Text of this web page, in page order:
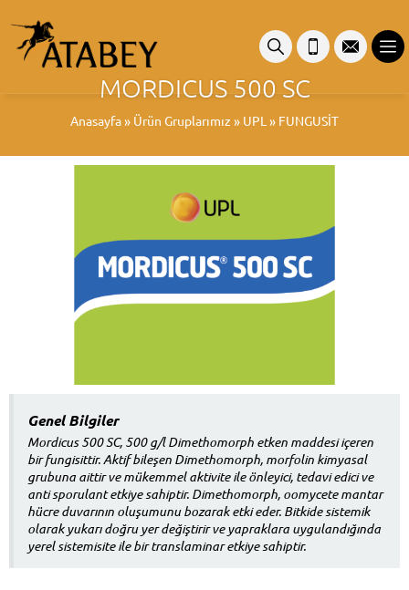
MORDICUS 500 SC
Anasayfa» Ürün Gruplarımız » UPL » FUNGUSİT
Genel Bilgiler
Mordicus 500 SC, 500 g/l Dimethomorph etken maddesi içeren
bir fungisittir. Aktif bileşen Dimethomorph, morfolin kimyasal
grubuna aittir ve mükemmel aktivite ile önleyici, tedavi edici ve
anti sporulant etkiye sahiptir. Dimethomorph, oomycete mantar
hücre duvarının oluşumunu bozarak etki eder. Bitkide sistemik
olarak yukarı doğru yer değiştirir ve yapraklara uygulandığında
yerel sistemisite ile bir translaminar etkiye sahiptir.